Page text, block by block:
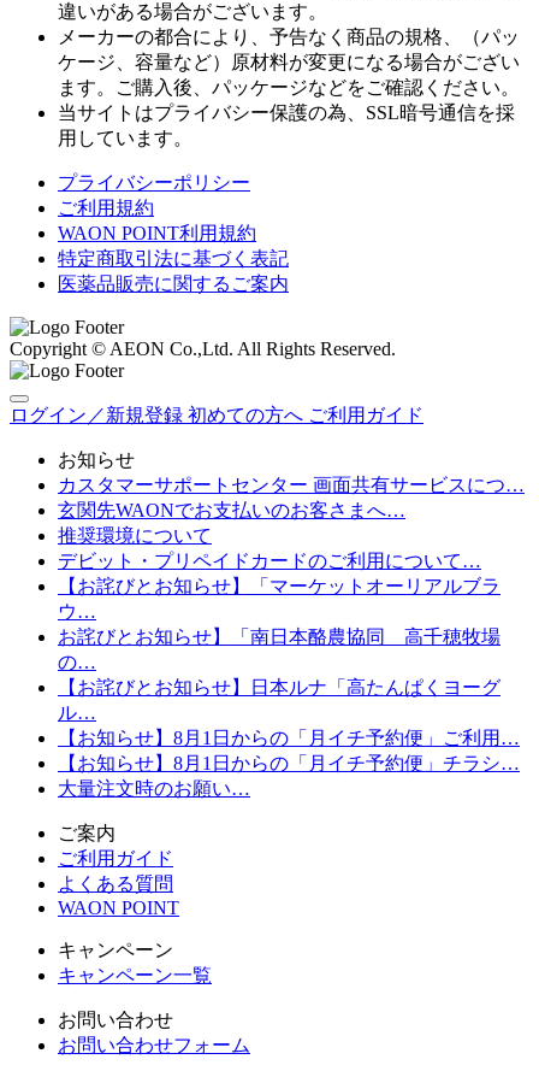
違いがある場合がございます。
メーカーの都合により、予告なく商品の規格、（パッ
ケージ、容量など）原材料が変更になる場合がござい
ます。ご購入後、パッケージなどをご確認ください。
当サイトはプライバシー保護の為、SSL暗号通信を採
用しています。
プライバシーポリシー
ご利用規約
WAON POINT利用規約
特定商取引法に基づく表記
医薬品販売に関するご案内
Copyright © AEON Co.,Ltd. All Rights Reserved.
ログイン／新規登録 初めての方へ ご利用ガイド
お知らせ
カスタマーサポートセンター 画面共有サービスにつ…
玄関先WAONでお支払いのお客さまへ…
推奨環境について
デビット・プリペイドカードのご利用について…
【お詫びとお知らせ】「マーケットオーリアルブラ
ウ…
お詫びとお知らせ】「南日本酪農協同 高千穂牧場
の…
【お詫びとお知らせ】日本ルナ「高たんぱくヨーグ
ル…
【お知らせ】8月1日からの「月イチ予約便」ご利用…
【お知らせ】8月1日からの「月イチ予約便」チラシ…
大量注文時のお願い…
ご案内
ご利用ガイド
よくある質問
WAON POINT
キャンペーン
キャンペーン一覧
お問い合わせ
お問い合わせフォーム